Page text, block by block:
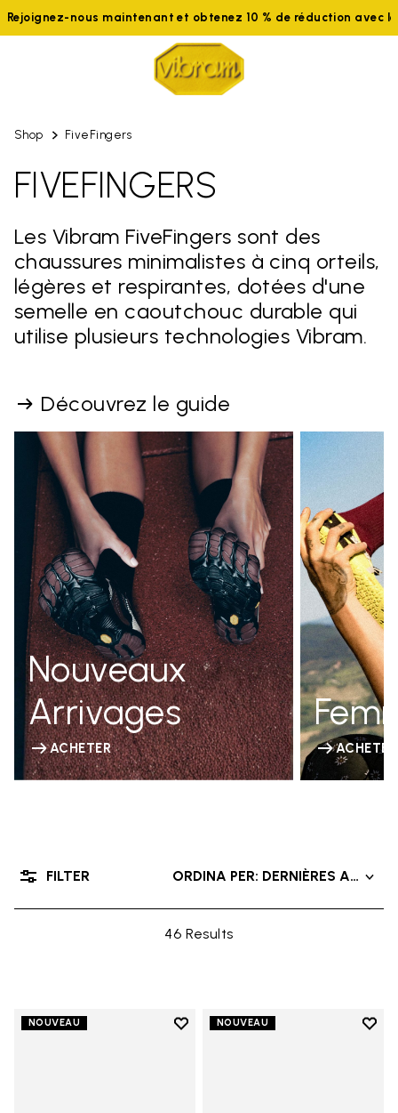
Rejoignez-nous maintenant et obtenez 10 % de réduction avec le
Shop FiveFingers
FIVEFINGERS
Les Vibram FiveFingers sont des
chaussures minimalistes à cinq orteils,
légères et respirantes, dotées d'une
semelle en caoutchouc durable qui
utilise plusieurs technologies Vibram.
Découvrez le guide
Nouveaux
Arrivages
ACHETER ACHETER
46 Results
ORDINA PER: DERNIÈRES
FILTER
NOUVEAU
Add to wishlist
NOUVEAU
Add